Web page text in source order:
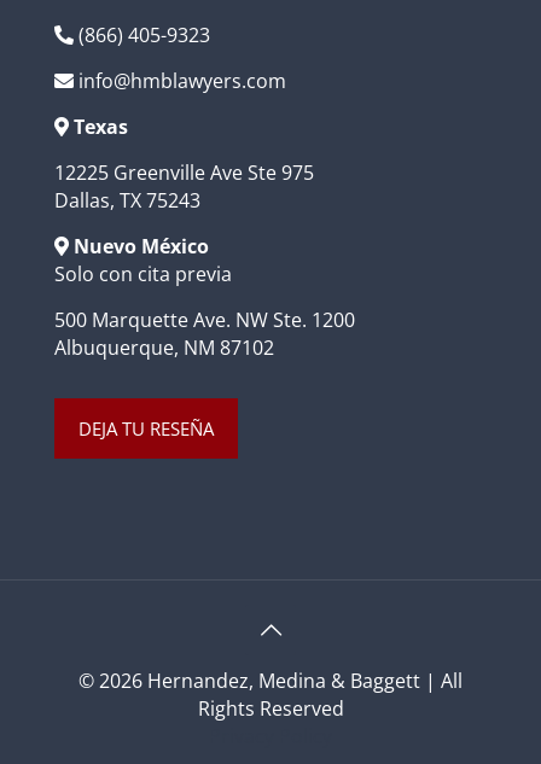
(866) 405-9323
info@hmblawyers.com
Texas
12225 Greenville Ave Ste 975
Dallas, TX 75243
Nuevo México
Solo con cita previa
500 Marquette Ave. NW Ste. 1200
Albuquerque, NM 87102
DEJA TU RESEÑA
© 2026 Hernandez, Medina & Baggett | All
Rights Reserved